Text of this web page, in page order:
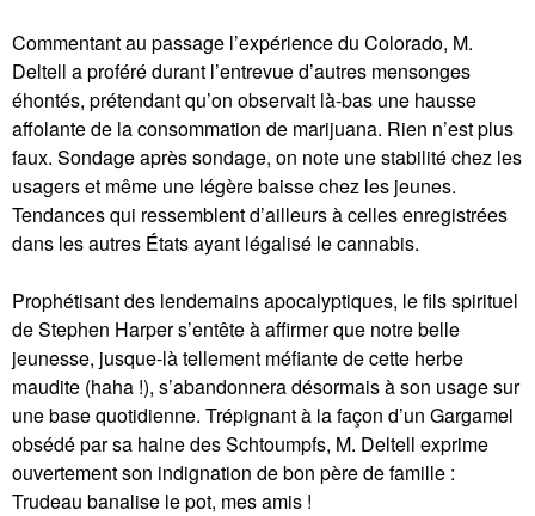
Commentant au passage l’expérience du Colorado, M.
Deltell a proféré durant l’entrevue d’autres mensonges
éhontés, prétendant qu’on observait là-bas une hausse
affolante de la consommation de marijuana. Rien n’est plus
faux. Sondage après sondage, on note une stabilité chez les
usagers et même une légère baisse chez les jeunes.
Tendances qui ressemblent d’ailleurs à celles enregistrées
dans les autres États ayant légalisé le cannabis.
Prophétisant des lendemains apocalyptiques, le fils spirituel
de Stephen Harper s’entête à affirmer que notre belle
jeunesse, jusque-là tellement méfiante de cette herbe
maudite (haha !), s’abandonnera désormais à son usage sur
une base quotidienne. Trépignant à la façon d’un Gargamel
obsédé par sa haine des Schtoumpfs, M. Deltell exprime
ouvertement son indignation de bon père de famille :
Trudeau banalise le pot, mes amis !